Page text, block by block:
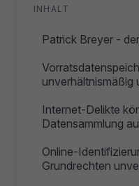
INHALT
Patrick Breyer -
unverhältnismäßig
Internet-Delikte
Datensammlung
Online-
Grundrechten